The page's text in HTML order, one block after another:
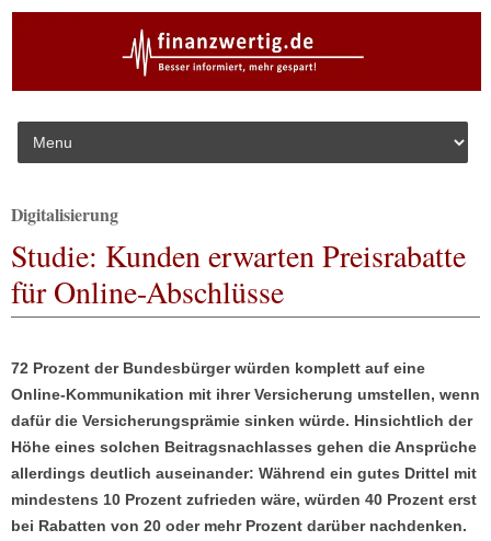
Skip to content
Digitalisierung
Studie: Kunden erwarten Preisrabatte
für Online-Abschlüsse
72 Prozent der Bundesbürger würden komplett auf eine
Online-Kommunikation mit ihrer Versicherung umstellen, wenn
dafür die Versicherungsprämie sinken würde. Hinsichtlich der
Höhe eines solchen Beitragsnachlasses gehen die Ansprüche
allerdings deutlich auseinander: Während ein gutes Drittel mit
mindestens 10 Prozent zufrieden wäre, würden 40 Prozent erst
bei Rabatten von 20 oder mehr Prozent darüber nachdenken.